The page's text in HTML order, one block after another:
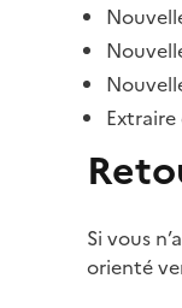
Si vous
orienté